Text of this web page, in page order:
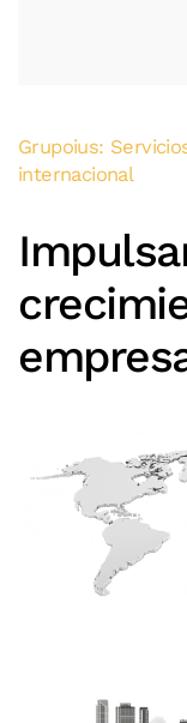
Grupoius:
internacional